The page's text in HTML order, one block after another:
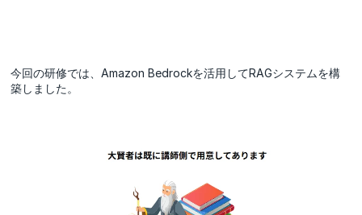
今回の研修では、Amazon Bedrockを活用してRAGシステムを構
築しました。